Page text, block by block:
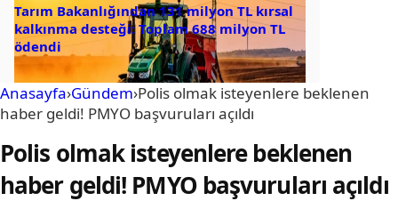
Tarım Bakanlığından 131 milyon TL kırsal
kalkınma desteği: Toplam 688 milyon TL
ödendi
Anasayfa›Gündem›Polis olmak isteyenlere beklenen
haber geldi! PMYO başvuruları açıldı
Polis olmak isteyenlere beklenen
haber geldi! PMYO başvuruları açıldı